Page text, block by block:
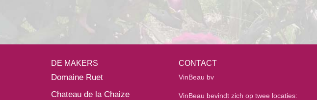
DE MAKERS
Domaine Ruet
Chateau de la Chaize
CONTACT
VinBeau bv
VinBeau bevindt zich op twee locaties: